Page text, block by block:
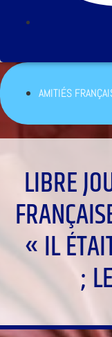
AMITIÉS
LIBRE
« IL
;